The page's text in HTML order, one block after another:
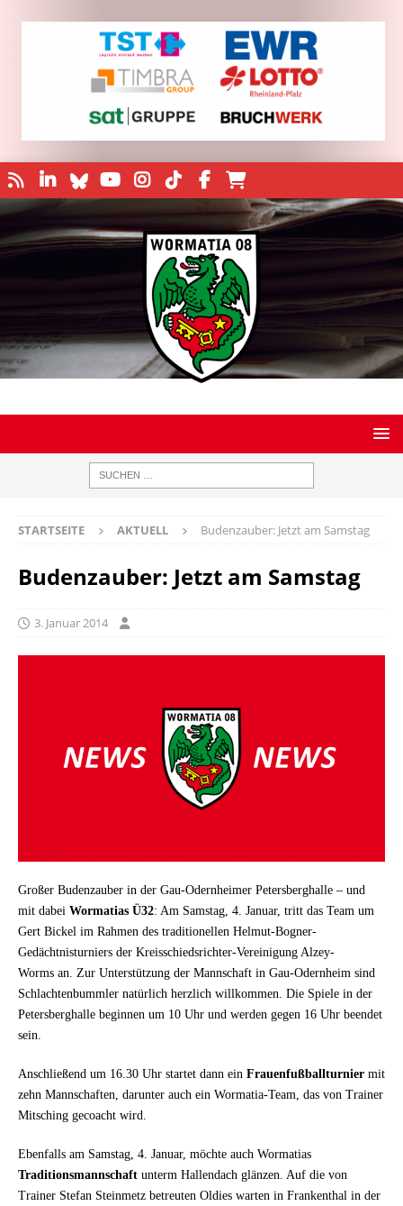
STARTSEITE AKTUELL Budenzauber: Jetzt am Samstag
Budenzauber: Jetzt am Samstag
3. Januar 2014
Großer Budenzauber in der Gau-Odernheimer Petersberghalle – und
mit dabei Wormatias Ü32: Am Samstag, 4. Januar, tritt das Team um
Gert Bickel im Rahmen des traditionellen Helmut-Bogner-
Gedächtnisturniers der Kreisschiedsrichter-Vereinigung Alzey-
Worms an. Zur Unterstützung der Mannschaft in Gau-Odernheim sind
Schlachtenbummler natürlich herzlich willkommen. Die Spiele in der
Petersberghalle beginnen um 10 Uhr und werden gegen 16 Uhr beendet
sein.
Anschließend um 16.30 Uhr startet dann ein Frauenfußballturnier mit
zehn Mannschaften, darunter auch ein Wormatia-Team, das von Trainer
Mitsching gecoacht wird.
Ebenfalls am Samstag, 4. Januar, möchte auch Wormatias
Traditionsmannschaft unterm Hallendach glänzen. Auf die von
Trainer Stefan Steinmetz betreuten Oldies warten in Frankenthal in der